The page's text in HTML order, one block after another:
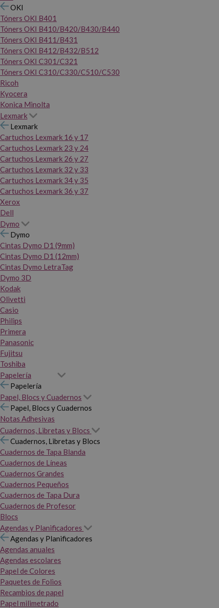
OKI
Tóners OKI B401
Tóners OKI B410/B420/B430/B440
Tóners OKI B411/B431
Tóners OKI B412/B432/B512
Tóners OKI C301/C321
Tóners OKI C310/C330/C510/C530
Ricoh
Kyocera
Konica Minolta
Lexmark
Lexmark
Cartuchos Lexmark 16 y 17
Cartuchos Lexmark 23 y 24
Cartuchos Lexmark 26 y 27
Cartuchos Lexmark 32 y 33
Cartuchos Lexmark 34 y 35
Cartuchos Lexmark 36 y 37
Xerox
Dell
Dymo
Dymo
Cintas Dymo D1 (9mm)
Cintas Dymo D1 (12mm)
Cintas Dymo LetraTag
Dymo 3D
Kodak
Olivetti
Casio
Philips
Primera
Panasonic
Fujitsu
Toshiba
Papelería
Papelería
Papel, Blocs y Cuadernos
Papel, Blocs y Cuadernos
Notas Adhesivas
Cuadernos, Libretas y Blocs
Cuadernos, Libretas y Blocs
Cuadernos de Tapa Blanda
Cuadernos de Líneas
Cuadernos Grandes
Cuadernos Pequeños
Cuadernos de Tapa Dura
Cuadernos de Profesor
Blocs
Agendas y Planificadores
Agendas y Planificadores
Agendas anuales
Agendas escolares
Papel de Colores
Paquetes de Folios
Recambios de papel
Papel milimetrado